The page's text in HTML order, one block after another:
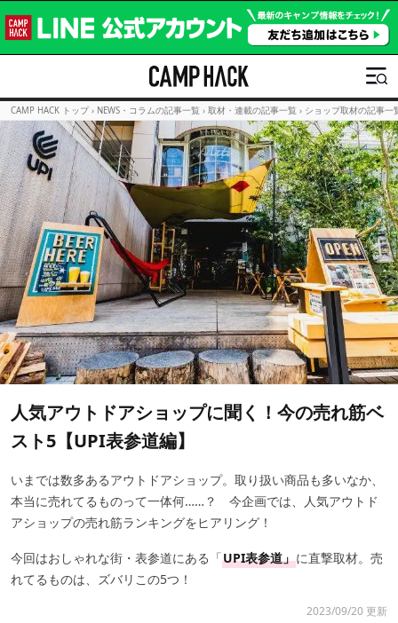
CAMP HACK トップ › NEWS・コラムの記事一覧 › 取材・連載の記事一覧 › ショップ取材の記事一
人気アウトドアショップに聞く！今の売れ筋ベ
スト5【UPI表参道編】
いまでは数多あるアウトドアショップ。取り扱い商品も多いなか、
本当に売れてるものって一体何……？ 今企画では、人気アウトド
アショップの売れ筋ランキングをヒアリング！
今回はおしゃれな街・表参道にある「UPI表参道」に直撃取材。売
れてるものは、ズバリこの5つ！
2023/09/20 更新